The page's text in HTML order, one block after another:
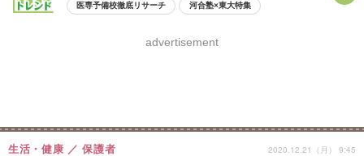
医専予備校徹底リサーチ 河合塾×東大特集
8月開催学校説明会・相談会
advertisement
生活・健康 保護者 2020.12.21（月） 9:45